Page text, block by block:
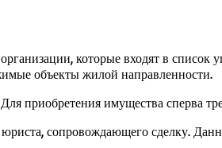
которые входят в список
объекты жилой направленности.
приобретения имущества сперва
сопровождающего сделку.